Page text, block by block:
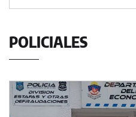
POLICIALES